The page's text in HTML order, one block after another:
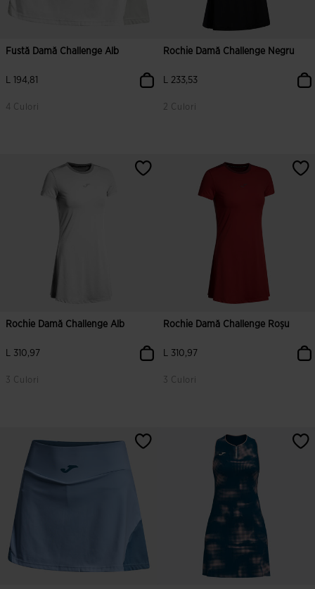
Fustă Damă Challenge Alb
L 194,81
4 Culori
4,3 din 5 evaluări ale clienților
Rochie Damă Challenge Negru
L 233,53
2 Culori
5 din 5 evaluări ale clienților
Rochie Damă Challenge Alb
L 310,97
3 Culori
Rochie Damă Challenge Roșu
L 310,97
3 Culori
4,8 din 5 evaluări ale clienților